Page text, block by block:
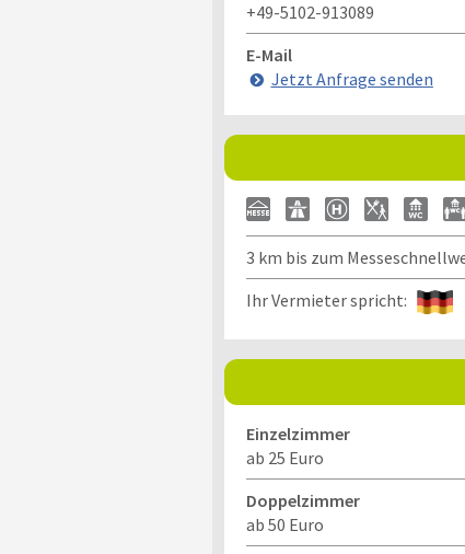
+49-5102-913089
E-Mail
Jetzt Anfrage senden
3 km bis zum
Ihr Vermieter spricht:
Einzelzimmer
ab 25 Euro
Doppelzimmer
ab 50 Euro